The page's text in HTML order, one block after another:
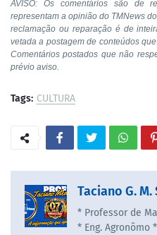
AVISO: Os comentários são de
representam a opinião do TMNews
reclamação ou reparação é de
vetada a postagem de conteúdos
Comentários postados que não
prévio aviso.
Tags: CULTURA
Taciano G.
* Professor de
* Eng. Agronômo